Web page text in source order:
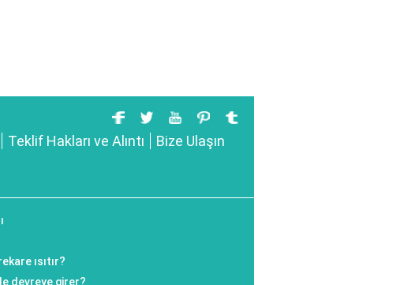
Teklif Hakları ve Alıntı Bize Ulaşın
ısıtır?
devreye girer?